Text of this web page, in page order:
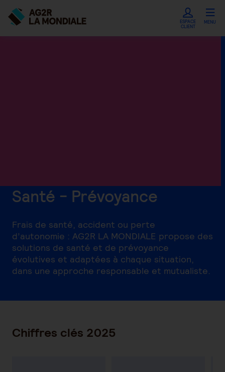
ESPACE
CLIENT
MENU
Santé - Prévoyance
Frais de santé, accident ou perte
d’autonomie : AG2R LA MONDIALE propose des
solutions de santé et de prévoyance
évolutives et adaptées à chaque situation,
dans une approche responsable et mutualiste.
Chiffres clés 2025